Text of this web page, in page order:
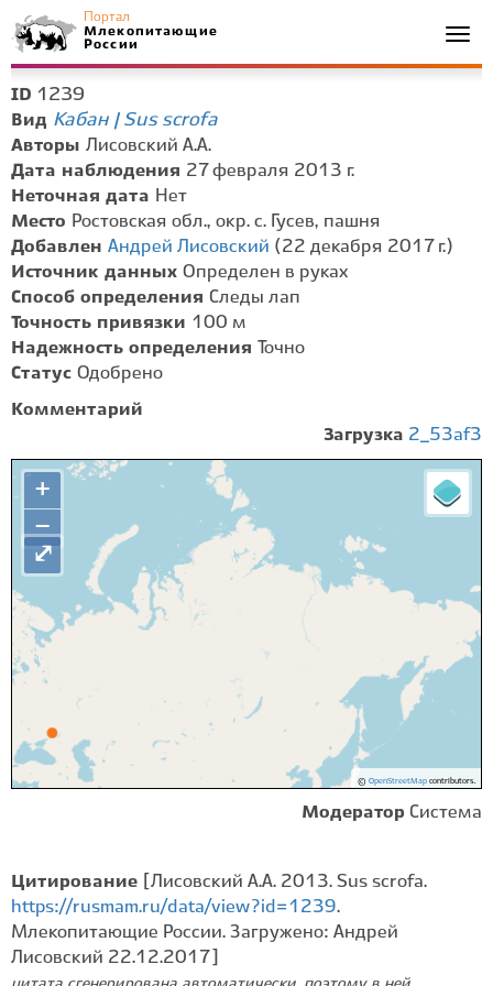
Портал
Млекопитающие
России
ID 1239
Вид Кабан | Sus scrofa
Авторы Лисовский А.А.
Дата наблюдения 27 февраля 2013 г.
Неточная дата Нет
Место Ростовская обл., окр. с. Гусев, пашня
Добавлен Андрей Лисовский (22 декабря 2017 г.)
Источник данных Определен в руках
Способ определения Следы лап
Точность привязки 100 м
Надежность определения
Точно
Статус Одобрено
Комментарий
Загрузка 2_53af3
+
−
© OpenStreetMapcontributors.
⤢
Модератор Система
Цитирование
[Лисовский А.А. 2013. Sus scrofa.
https://rusmam.ru/data/view?id=1239.
Млекопитающие России. Загружено: Андрей
Лисовский 22.12.2017]